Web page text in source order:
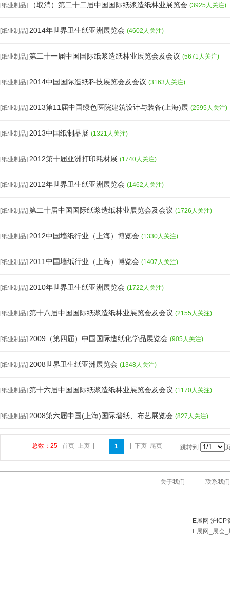
[纸业制品] （取消）第二十二届中国国际纸浆造纸林业展览会 (3925人关注)
[纸业制品] 2014年世界卫生纸亚洲展览会 (4602人关注)
[纸业制品] 第二十一届中国国际纸浆造纸林业展览会及会议 (5671人关注)
[纸业制品] 2014中国国际造纸科技展览会及会议 (3163人关注)
[纸业制品] 2013第11届中国绿色医院建筑设计与装备(上海)展 (2595人关注)
[纸业制品] 2013中国纸制品展 (1321人关注)
[纸业制品] 2012第十届亚洲打印耗材展 (1740人关注)
[纸业制品] 2012年世界卫生纸亚洲展览会 (1462人关注)
[纸业制品] 第二十届中国国际纸浆造纸林业展览会及会议 (1726人关注)
[纸业制品] 2012中国墙纸行业（上海）博览会 (1330人关注)
[纸业制品] 2011中国墙纸行业（上海）博览会 (1407人关注)
[纸业制品] 2010年世界卫生纸亚洲展览会 (1722人关注)
[纸业制品] 第十八届中国国际纸浆造纸林业展览会及会议 (2155人关注)
[纸业制品] 2009（第四届）中国国际造纸化学品展览会 (905人关注)
[纸业制品] 2008世界卫生纸亚洲展览会 (1348人关注)
[纸业制品] 第十六届中国国际纸浆造纸林业展览会及会议 (1170人关注)
[纸业制品] 2008第六届中国(上海)国际墙纸、布艺展览会 (827人关注)
总数：25 首页 上页 1 下页 尾页 跳转到
关于我们 - 联系我们
E展网 沪
E展网_展会